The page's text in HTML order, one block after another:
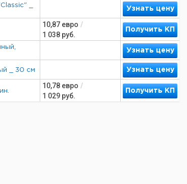
_
Узнать цену
10,87 евро /
1 038 руб.
Получить КП
Узнать цену
_ 30 см Узнать цену
10,78 евро /
1 029 руб.
Получить КП